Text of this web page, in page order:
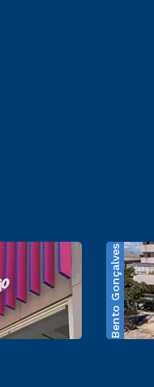
Bento Gonçalves